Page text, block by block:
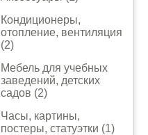
Кондиционеры,
отопление, вентиляция
(2)
Мебель для учебных
заведений, детских
садов (2)
Часы, картины,
постеры, статуэтки (1)